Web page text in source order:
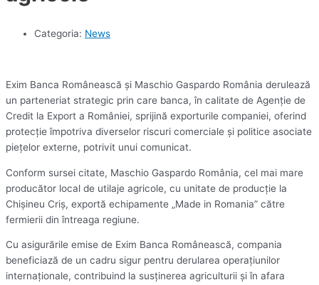
Categoria: News
Exim Banca Românească şi Maschio Gaspardo România derulează
un parteneriat strategic prin care banca, în calitate de Agenţie de
Credit la Export a României, sprijină exporturile companiei, oferind
protecţie împotriva diverselor riscuri comerciale şi politice asociate
pieţelor externe, potrivit unui comunicat.
Conform sursei citate, Maschio Gaspardo România, cel mai mare
producător local de utilaje agricole, cu unitate de producţie la
Chişineu Criş, exportă echipamente „Made in Romania” către
fermierii din întreaga regiune.
Cu asigurările emise de Exim Banca Românească, compania
beneficiază de un cadru sigur pentru derularea operaţiunilor
internaţionale, contribuind la susţinerea agriculturii şi în afara